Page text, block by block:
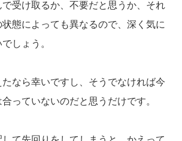
受け取るか、不要だと思うか、それ
態によっても異なるので、深く気に
しょう。
なら幸いですし、そうでなければ今
っていないのだと思うだけです。